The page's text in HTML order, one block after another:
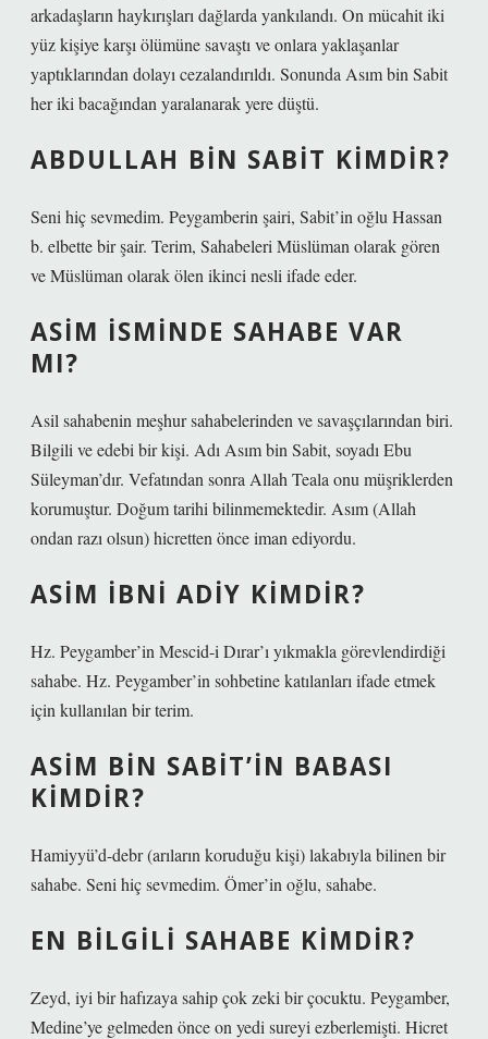
arkadaşların haykırışları dağlarda yankılandı. On mücahit iki
yüz kişiye karşı ölümüne savaştı ve onlara yaklaşanlar
yaptıklarından dolayı cezalandırıldı. Sonunda Asım bin Sabit
her iki bacağından yaralanarak yere düştü.
ABDULLAH BIN SABIT KIMDIR?
Seni hiç sevmedim. Peygamberin şairi, Sabit’in oğlu Hassan
b. elbette bir şair. Terim, Sahabeleri Müslüman olarak gören
ve Müslüman olarak ölen ikinci nesli ifade eder.
ASIM ISMINDE SAHABE VAR
MI?
Asil sahabenin meşhur sahabelerinden ve savaşçılarından biri.
Bilgili ve edebi bir kişi. Adı Asım bin Sabit, soyadı Ebu
Süleyman’dır. Vefatından sonra Allah Teala onu müşriklerden
korumuştur. Doğum tarihi bilinmemektedir. Asım (Allah
ondan razı olsun) hicretten önce iman ediyordu.
ASIM İBNI ADIY KIMDIR?
Hz. Peygamber’in Mescid-i Dırar’ı yıkmakla görevlendirdiği
sahabe. Hz. Peygamber’in sohbetine katılanları ifade etmek
için kullanılan bir terim.
ASIM BIN SABIT’IN BABASI
KIMDIR?
Hamiyyü’d-debr (arıların koruduğu kişi) lakabıyla bilinen bir
sahabe. Seni hiç sevmedim. Ömer’in oğlu, sahabe.
EN BILGILI SAHABE KIMDIR?
Zeyd, iyi bir hafızaya sahip çok zeki bir çocuktu. Peygamber,
Medine’ye gelmeden önce on yedi sureyi ezberlemişti. Hicret